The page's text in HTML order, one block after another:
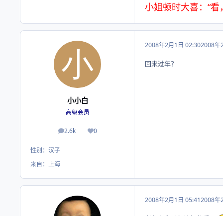
小姐顿时大喜：“看
小小白
高级会员
2.6k
帖子 0
荣誉积分
性别： 汉子
来自： 上海
2008年2月1日 02:302008年
回来过年？
2008年2月1日 05:412008年